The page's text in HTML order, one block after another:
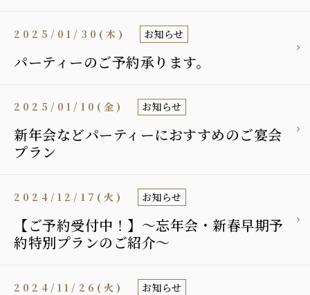
パーティーのご予約承ります。
2025/01/30(木) お知らせ
新年会などパーティーにおすすめのご宴会
プラン
2025/01/10(金) お知らせ
【ご予約受付中！】〜忘年会・新春早期予
約特別プランのご紹介〜
2024/12/17(火) お知らせ
2024/11/26(火) お知らせ